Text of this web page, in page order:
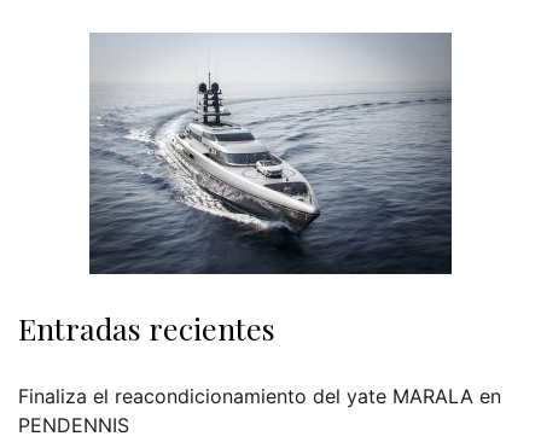
Entradas recientes
Finaliza el reacondicionamiento del yate MARALA en
PENDENNIS